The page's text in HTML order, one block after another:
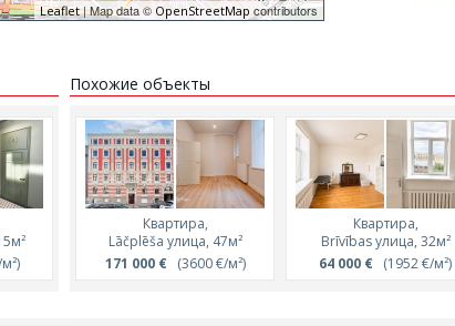
Leaflet| Map data © OpenStreetMap contributors
Похожие объекты
Квартира,
Lāčplēša улица, 47м²
171 000 €(3600 €/м²)
Квартира,
Brīvības улица, 32м²
64 000 € (1952 €/м²)